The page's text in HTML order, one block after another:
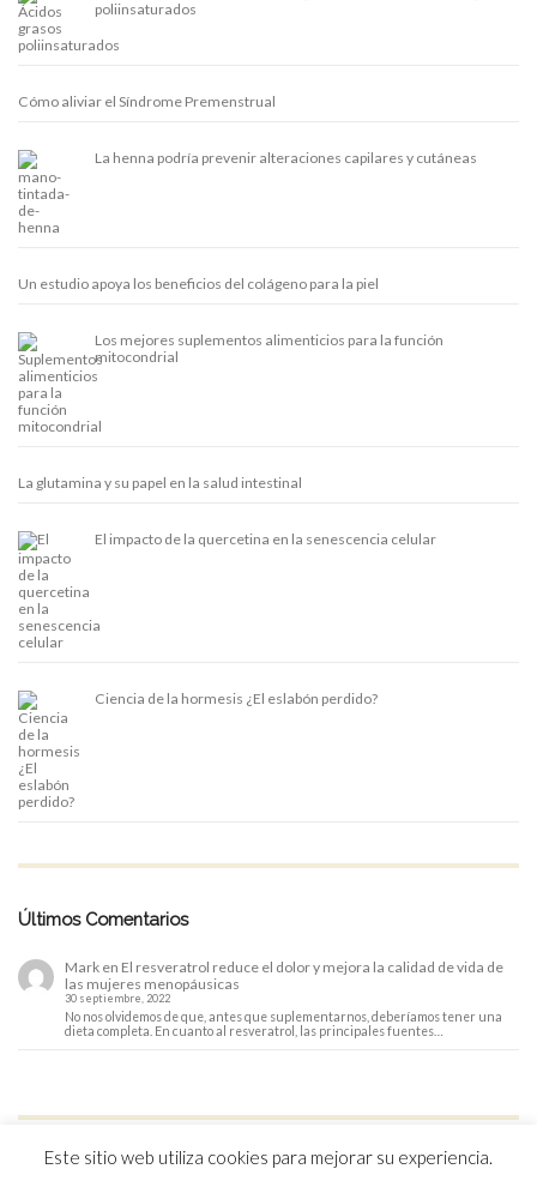
poliinsaturados
Cómo aliviar el Síndrome Premenstrual
La henna podría prevenir alteraciones capilares y cutáneas
Un estudio apoya los beneficios del colágeno para la piel
Los mejores suplementos alimenticios para la función
mitocondrial
La glutamina y su papel en la salud intestinal
El impacto de la quercetina en la senescencia celular
Ciencia de la hormesis ¿El eslabón perdido?
Últimos Comentarios
Mark en El resveratrol reduce el dolor y mejora la calidad de vida de
las mujeres menopáusicas
30 septiembre, 2022
No nos olvidemos de que, antes que suplementarnos, deberíamos tener una
dieta completa. En cuanto al resveratrol, las principales fuentes…
Este sitio web utiliza cookies para mejorar su experiencia.